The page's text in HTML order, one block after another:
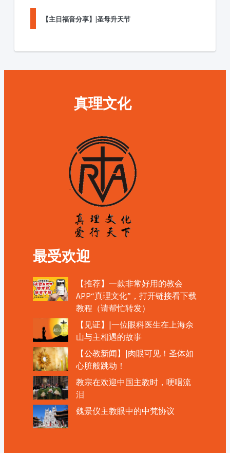
【主日福音分享】|圣母升天节
真理文化
最受欢迎
【推荐】一款非常好用的教会
APP“真理文化”，打开链接看下载
教程（请帮忙转发）
【见证】|一位眼科医生在上海佘
山与主相遇的故事
【公教新闻】|肉眼可见！圣体如
心脏般跳动！
教宗在欢迎中国主教时，哽咽流
泪
魏景仪主教眼中的中梵协议